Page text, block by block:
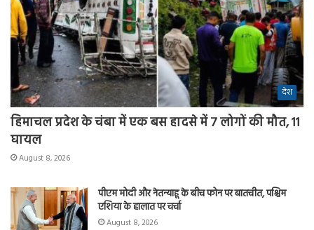
देश
हिमाचल प्रदेश के चंबा में एक बस हादसे में 7 लोगों की मौत, 11
घायल
August 8, 2026
पीएम मोदी और नेतन्याहू के बीच फोन पर बातचीत, पश्चिम
एशिया के हालात पर चर्चा
August 8, 2026